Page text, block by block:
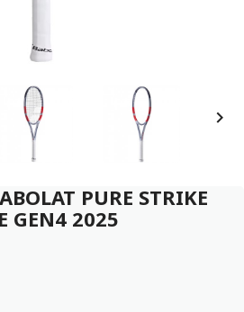

PURE STRIKE
GEN4 2025